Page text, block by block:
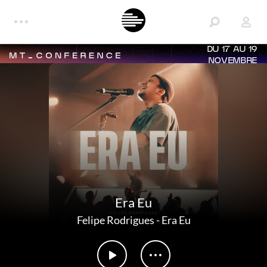
DU 17 AU 19
NOVEMBRE
Era Eu
Felipe Rodrigues-Era Eu